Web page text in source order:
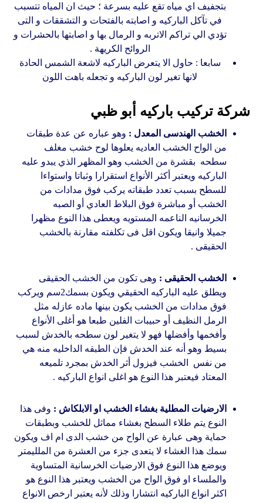
بتجفيف اي مياه تقع عليه بسرعة ؛ حيث ان المياه تتسبب
في تآكل الباركيه و اصابته بالفتحات و التشققات و التى
تؤدي الي تراكم الاتربه و الرمال بها و اصابتها بالحشرات و
الروائح الكريهة .
سابعا : حاول الا يتعرض الباركيه لاشعة الشمس الحادة
لانها تغير لون الباركيه و تجعله باهت اللون
شركة تركيب باركيه أبو ظبي
الخشب الهندسى المعدل : وهو عباره عن عدة طبقات
من الواح الخشب العاديه يعلوها لوح خشب مغلف
سطحه بقشرة من الخشب وهو المظهر الذي يبدو عليه
الباركيه ويعتبر أكثر الأنواع استقرارا وثباتا واستواءا
للسطح بسبب تعدد طبقاته يركب فوق مدادات من
الخشب أو مباشرة فوق البلاط العادي أو الصبه
الخرسانيه الناعمه المستويه ويعطى هذا النوع مظهرا
جميلا وانيقا ويكون اقل فى تكلفته مقارنة بالخشب
الحقيقى .
الخشب الحقيقى : وهى تكون من الخشب الحقيقى
ويطلق عليه الباركيه الحقيقي ويكون بسمك2سم ويركب
فوق مدادات من الخشب يكون بينها ماده عازله مثل
الرمل النظيف أو حبيبات الفلين طبعا هو أغلى الأنواع
وأفخمها وأفضلها فهو لا يتغير لون سطحه بالخدش لسبب
بسيط وهو أنه عند الخدش فإن الطبقه الداخليه منه هي
من نفس الخشب فيزول أثر الخدش بمجرد تلميعه
المعتاد فيعتبر هذا النوع هو اغلى انواع الباركيه .
الارضيات المطلية بغشاء الخشب او الابلكاش : وفى هذا
النوع يتم طلاء السطح بغشاء مماثل للخشب وبطبقات
حماية وهى عبارة عن الواح من خشب الدى ام اف ويكون
سمك هذا الغشاء لا يتعدى جزء من العشرة من الملليمتر
ويوضع هذا النوع فوق الارضيات الخرسانية المتساوية
والملساء او فوق الواح من الخشب ويعتبر هذا النوع هو
اكثر انواع الباركيه انتشارا وذلك لأنه يعتبر ارخص الانواع